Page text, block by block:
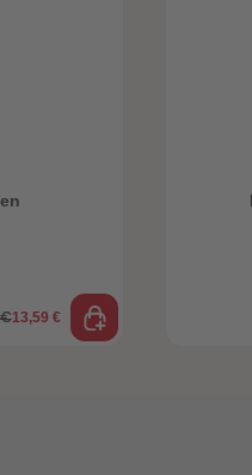
€13,59 €